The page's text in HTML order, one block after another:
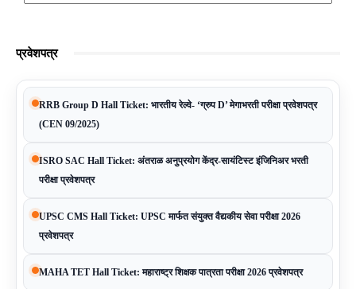
प्रवेशपत्र
RRB Group D Hall Ticket: भारतीय रेल्वे- ‘ग्रुप D’ मेगाभरती परीक्षा प्रवेशपत्र
(CEN 09/2025)
ISRO SAC Hall Ticket: अंतराळ अनुप्रयोग केंद्र-सायंटिस्ट इंजिनिअर भरती
परीक्षा प्रवेशपत्र
UPSC CMS Hall Ticket: UPSC मार्फत संयुक्त वैद्यकीय सेवा परीक्षा 2026
प्रवेशपत्र
MAHA TET Hall Ticket: महाराष्ट्र शिक्षक पात्रता परीक्षा 2026 प्रवेशपत्र